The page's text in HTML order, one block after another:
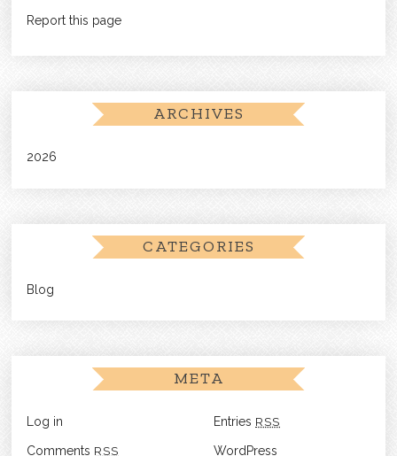
Report this page
ARCHIVES
2026
CATEGORIES
Blog
META
Log in Entries RSS
Comments RSS WordPress